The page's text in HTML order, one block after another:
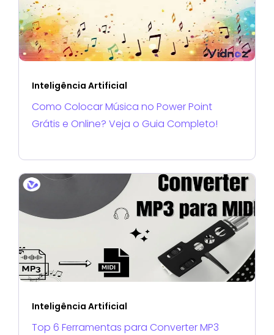
Inteligência Artificial
Como Colocar Música no Power Point
Grátis e Online? Veja o Guia Completo!
Inteligência Artificial
Top 6 Ferramentas para Converter MP3